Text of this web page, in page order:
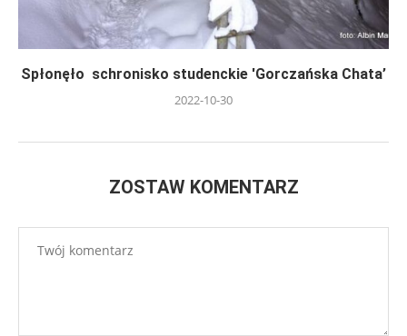
Spłonęło schronisko studenckie 'Gorczańska Chata’
2022-10-30
ZOSTAW KOMENTARZ